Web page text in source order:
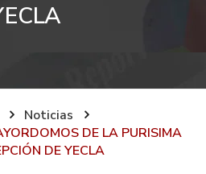
Noticias
DE LA PURISIMA
DE YECLA